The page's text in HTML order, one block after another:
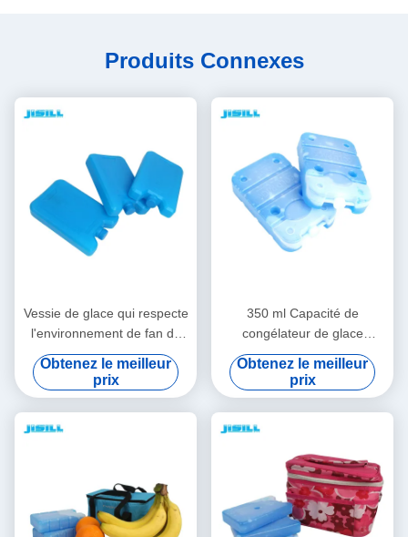
Produits Connexes
Vessie de glace qui respecte
l'environnement de fan de
catégorie comestible
réutilisable avec les matières
plastiques dures de Shell
Obtenez le meilleur
prix
350 ml Capacité de
congélateur de glace
durable Non toxique Pour le
panier de crème glacée Pour
les aliments surgelés
Obtenez le meilleur
prix